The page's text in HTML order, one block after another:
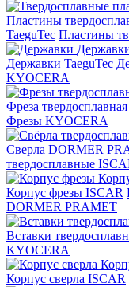
Пластины
TaeguTec Пластины
Державки TaeguTec
KYOCERA
Фреза
Фрезы KYOCERA
Сверла DORMER
твердосплавные
Корпус фрезы ISCAR
DORMER PRAMET
Вставки
KYOCERA
Корпус сверла ISCAR